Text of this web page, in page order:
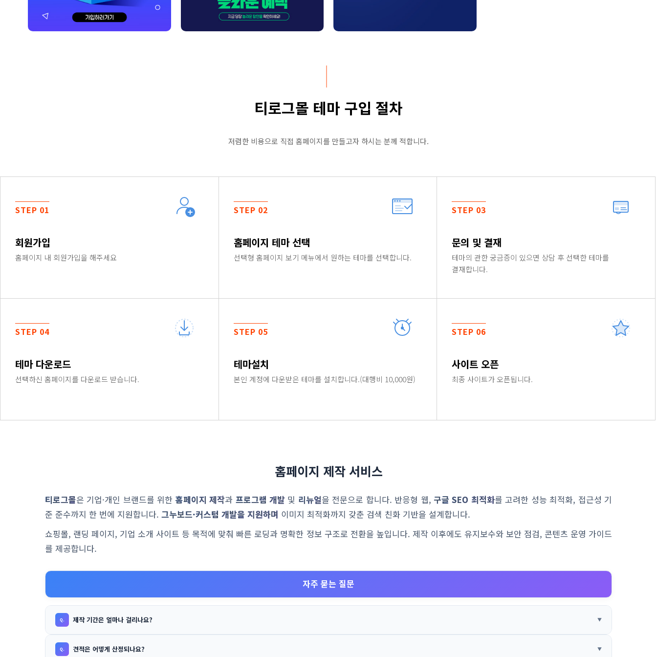
티로그몰 테마 구입 절차
저렴한 비용으로 직접 홈페이지를 만들고자 하시는 분께 적합니다.
STEP 01
회원가입
홈페이지 내 회원가입을 해주세요
STEP 02
홈페이지 테마 선택
선택형 홈페이지 보기 메뉴에서 원하는 테마를 선택합니다.
STEP 03
문의 및 결재
테마의 관한 궁금증이 있으면 상담 후 선택한 테마를
결재합니다.
STEP 04
테마 다운로드
선택하신 홈페이지를 다운로드 받습니다.
STEP 05
테마설치
본인 계정에 다운받은 테마를 설치합니다.(대행비 10,000원)
STEP 06
사이트 오픈
최종 사이트가 오픈됩니다.
홈페이지 제작 서비스
티로그몰은 기업·개인 브랜드를 위한 홈페이지 제작과 프로그램 개발 및 리뉴얼을 전문으로 합니다. 반응형 웹, 구글 SEO 최적화를 고려한 성능 최적화, 접근성 기
준 준수까지 한 번에 지원합니다. 그누보드·커스텀 개발을 지원하며 이미지 최적화까지 갖춘 검색 친화 기반을 설계합니다.
쇼핑몰, 랜딩 페이지, 기업 소개 사이트 등 목적에 맞춰 빠른 로딩과 명확한 정보 구조로 전환을 높입니다. 제작 이후에도 유지보수와 보안 점검, 콘텐츠 운영 가이드
를 제공합니다.
자주 묻는 질문
제작 기간은 얼마나 걸리나요?
견적은 어떻게 산정되나요?